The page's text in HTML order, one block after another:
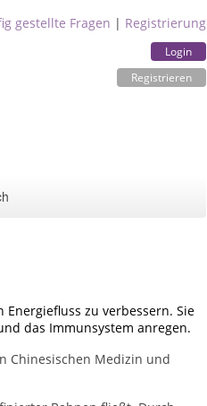
gestellte Fragen | Registrierung
Login
Registrieren
zu verbessern. Sie
das Immunsystem anregen.
Chinesischen Medizin und